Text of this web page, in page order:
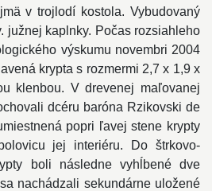
v trojlodí kostola. Vybudovaný
južnej kaplnky. Počas rozsiahleho
výskumu novembri 2004
krypta s rozmermi 2,7 x 1,9 x
klenbou. V drevenej maľovanej
dcéru baróna Rzikovski de
popri ľavej stene krypty
jej interiéru. Do štrkovo-
boli následne vyhĺbené dve
nachádzali sekundárne uložené